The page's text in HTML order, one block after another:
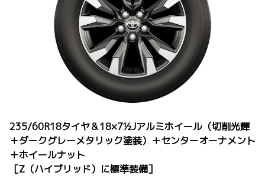
235/60R18タイヤ＆18×7½Jアルミホイール（切削光輝
＋ダークグレーメタリック塗装）＋センターオーナメント
＋ホイールナット
［Z（ハイブリッド）に標準装備］